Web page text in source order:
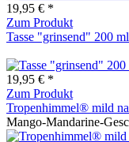
19,95 € *
Zum Produkt
Tasse "grinsend" 200
19,95 € *
Zum Produkt
Tropenhimmel® mild
Mango-Mandarine-